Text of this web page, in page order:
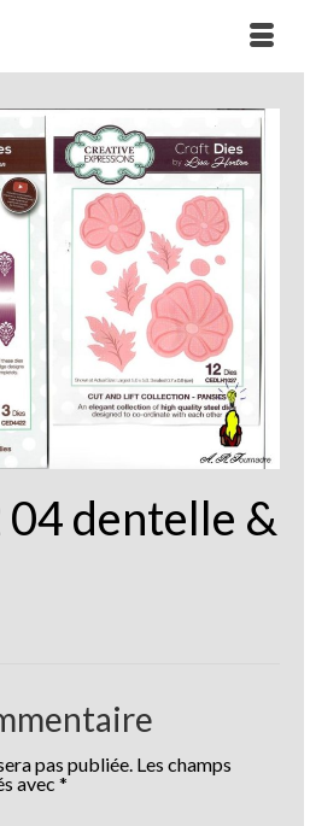
dentelle &
pas publiée. Les champs
avec *